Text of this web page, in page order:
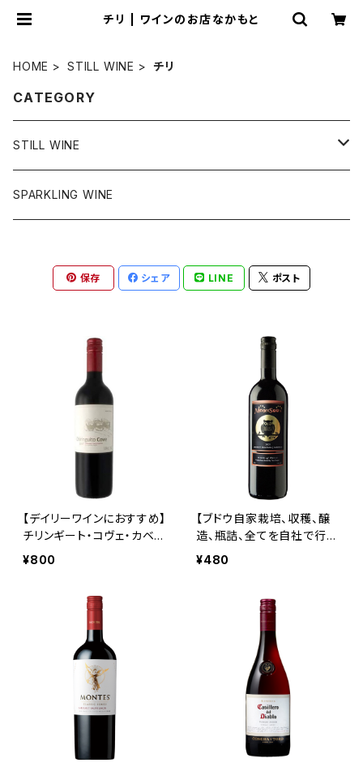
チリ | ワインのお店なかもと
HOME STILL WINE チリ
CATEGORY
STILL WINE
チリ
フランス
SPARKLING WINE
保存 シェア LINE ポスト
【デイリーワインにおすすめ】
チリンギート・コヴェ・カベル
ネ・ソーヴィニヨン
¥800
【ブドウ自家栽培、収穫、醸
造、瓶詰、全てを自社で行
う！】モーンスーン
¥480